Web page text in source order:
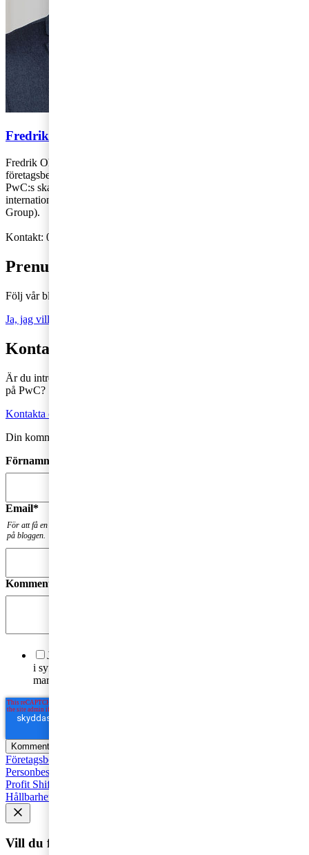
Fredrik Ohlsson
Fredrik Ohlsson arbetar med nationell och internationell
företagsbeskattning på PwC:s kontor i Göteborg. Fredrik ingår i
PwC:s skatteprocessgrupp och är även medlem av PwC:s
internationella EU-skatterättsliga nätverk EUDTG (EU Direct Tax
Group).
Kontakt: 010-213 14 19,
Prenumerera på Tax matters
Följ vår blogg och håll dig uppdaterad på det senaste inom skatt
Ja, jag vill prenumerera på Tax matters
Kontakta en skatterådgivare
Är du intresserad av våra tjänster och vill komma i kontakt med oss
på PwC?
Kontakta oss
Din kommentar publiceras i anslutning till blogginlägget.
Förnamn
Email*
För att få en notis när din fråga har besvarats. Din mailadress kommer inte att publiceras
på bloggen.
Kommentar
Jag godkänner PwC:s behandling av mina personuppgifter
i syfte att kommunicera och tillhandahålla
marknadsföringsmaterial.
Företagsbeskattning
Personbeskattning
Profit Shifting (BEPS)
Hållbarhet
Vill du få senaste nytt i inkorgen?